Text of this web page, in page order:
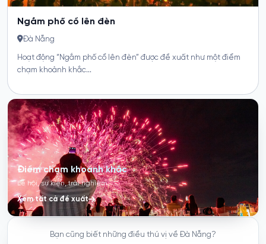
Điểm chạm khoảnh khắc
Lễ hội, sự kiện, trải nghiệm
Xem tất cả đề xuất
Bạn cũng biết những điều thú vị về Đà Nẵng?